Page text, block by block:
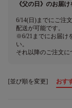
《父の日》のお届
6/14(日)までにご注
配送が可能です。
※6/21までにお届け
い。
それ以降のご注文に
[並び順を変更] おす